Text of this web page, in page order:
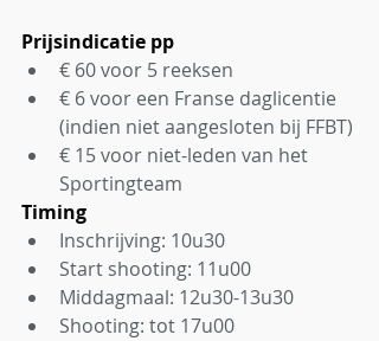
Prijsindicatie pp
€ 60 voor 5 reeksen
€ 6 voor een Franse daglicentie
(indien niet aangesloten bij FFBT)
€ 15 voor niet-leden van het
Sportingteam
Timing
Inschrijving: 10u30
Start shooting: 11u00
Middagmaal: 12u30-13u30
Shooting: tot 17u00